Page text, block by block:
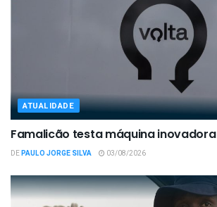
ATUALIDADE
Famalicão testa máquina inovadora
DEPAULO JORGE SILVA 03/08/2026